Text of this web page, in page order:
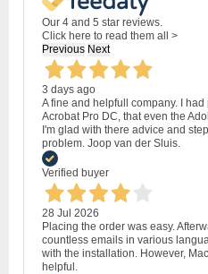
Our 4 and 5 star reviews.
Click here to read them all >
Previous Next
3 days ago
A fine and helpfull company. I
Acrobat Pro DC, that even the
I'm glad with there advice and
problem. Joop van der Sluis.
Verified buyer
28 Jul 2026
Placing the order was easy.
countless emails in various
with the installation. However,
helpful.